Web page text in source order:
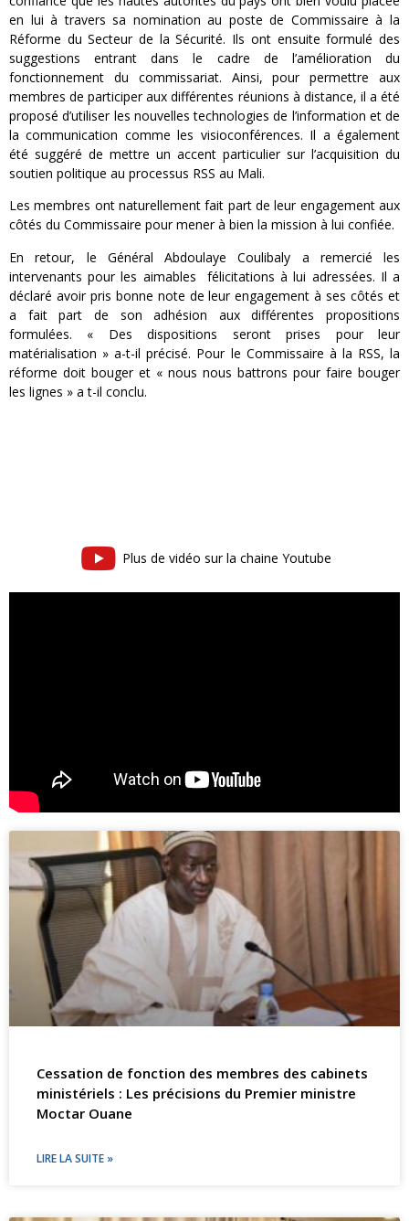
en lui à travers sa nomination au poste de Commissaire à la
Réforme du Secteur de la Sécurité. Ils ont ensuite formulé des
suggestions entrant dans le cadre de l’amélioration du
fonctionnement du commissariat. Ainsi, pour permettre aux
membres de participer aux différentes réunions à distance, il a été
proposé d’utiliser les nouvelles technologies de l’information et de
la communication comme les visioconférences. Il a également
été suggéré de mettre un accent particulier sur l’acquisition du
soutien politique au processus RSS au Mali.
Les membres ont naturellement fait part de leur engagement aux
côtés du Commissaire pour mener à bien la mission à lui confiée.
En retour, le Général Abdoulaye Coulibaly a remercié les
intervenants pour les aimables félicitations à lui adressées. Il a
déclaré avoir pris bonne note de leur engagement à ses côtés et
a fait part de son adhésion aux différentes propositions
formulées. « Des dispositions seront prises pour leur
matérialisation » a-t-il précisé. Pour le Commissaire à la RSS, la
réforme doit bouger et « nous nous battrons pour faire bouger
les lignes » a t-il conclu.
Plus de vidéo sur la chaine Youtube
Cessation de fonction des membres des cabinets
ministériels : Les précisions du Premier ministre
Moctar Ouane
LIRE LA SUITE »